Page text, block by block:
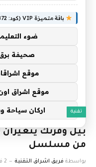
تقنية
بيل وفرنك يتغيّران
من مسلسل
بواسطة فريق اشراق التقنية 2 فبراير، 2023
باقة متميزة VIP (كود: AA35872):
ضوء
صحيفة
موقع
موقع اشراق
اركان سياحة